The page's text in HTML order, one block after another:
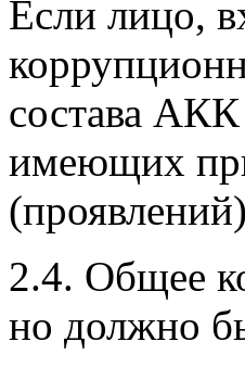
Если лицо,
состава АКК
имеющих
2.4. Общее
но должно